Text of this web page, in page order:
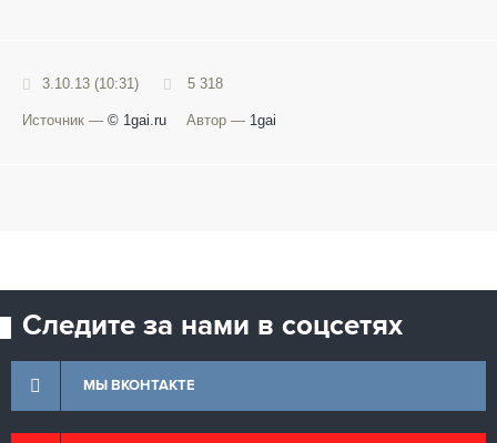
3.10.13 (10:31) 5 318
Источник — © 1gai.ru Автор — 1gai
Следите за нами в соцсетях
МЫ ВКОНТАКТЕ